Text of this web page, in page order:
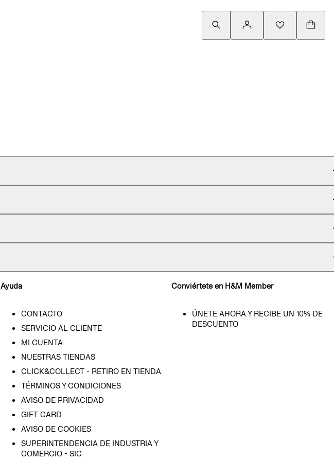
Ayuda
CONTACTO
SERVICIO AL CLIENTE
MI CUENTA
NUESTRAS TIENDAS
CLICK&COLLECT - RETIRO EN TIENDA
TÉRMINOS Y CONDICIONES
AVISO DE PRIVACIDAD
GIFT CARD
AVISO DE COOKIES
SUPERINTENDENCIA DE INDUSTRIA Y
COMERCIO - SIC
Conviértete en H&M Member
ÚNETE AHORA Y RECIBE UN 10% DE
DESCUENTO